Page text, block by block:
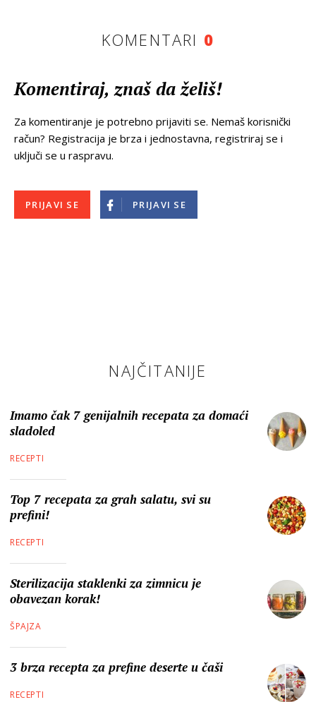
KOMENTARI 0
Komentiraj, znaš da želiš!
Za komentiranje je potrebno prijaviti se. Nemaš korisnički
račun? Registracija je brza i jednostavna, registriraj se i
uključi se u raspravu.
PRIJAVI SE PRIJAVI SE
NAJČITANIJE
Imamo čak 7 genijalnih recepata za domaći
sladoled
RECEPTI
Top 7 recepata za grah salatu, svi su
prefini!
RECEPTI
Sterilizacija staklenki za zimnicu je
obavezan korak!
ŠPAJZA
3 brza recepta za prefine deserte u čaši
RECEPTI